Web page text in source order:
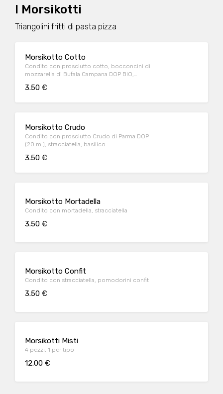
I Morsikotti
Triangolini fritti di pasta pizza
Morsikotto Cotto
Condito con prosciutto cotto, bocconcini di
mozzarella di Bufala Campana DOP BIO,
3.50 €
Morsikotto Crudo
Condito con prosciutto Crudo di Parma DOP
(20 m.), stracciatella, basilico
3.50 €
Morsikotto Mortadella
Condito con mortadella, stracciatella
3.50 €
Morsikotto Confit
Condito con stracciatella, pomodorini confit
3.50 €
Morsikotti Misti
4 pezzi, 1 per tipo
12.00 €